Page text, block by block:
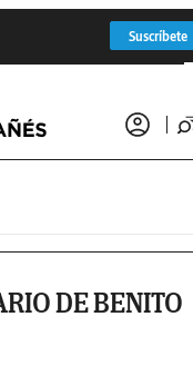
Suscríbete
DE BENITO